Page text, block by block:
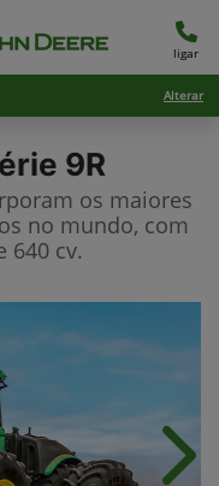
ligar
Alterar
9R
os maiores
no mundo, com
640 cv.